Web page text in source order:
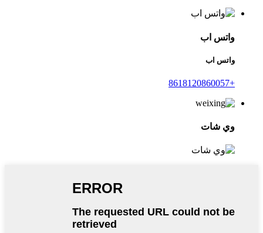
واتس اب
واتس اب
+8618120860057
وي شات